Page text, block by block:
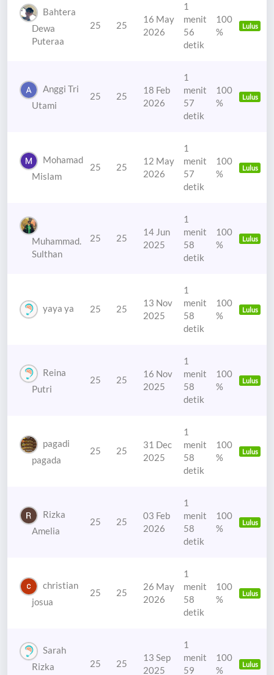
Bahtera
Dewa
Puteraa
25 25
16 May
2026
1
menit
56
detik
100
%
Lulus
Anggi Tri
Utami
25 25
18 Feb
2026
1
menit
57
detik
100
%
Lulus
Mohamad
Mislam
25 25
12 May
2026
1
menit
57
detik
100
%
Lulus
Muhammad.
Sulthan
25 25
14 Jun
2025
1
menit
58
detik
100
%
Lulus
yaya ya 25 25
13 Nov
2025
1
menit
58
detik
100
%
Lulus
Reina
Putri
25 25
16 Nov
2025
1
menit
58
detik
100
%
Lulus
pagadi
pagada
25 25
31 Dec
2025
1
menit
58
detik
100
%
Lulus
Rizka
Amelia
25 25
03 Feb
2026
1
menit
58
detik
100
%
Lulus
christian
josua
25 25
26 May
2026
1
menit
58
detik
100
%
Lulus
Sarah
Rizka
25 25
13 Sep
2025
1
menit
59
100
%
Lulus